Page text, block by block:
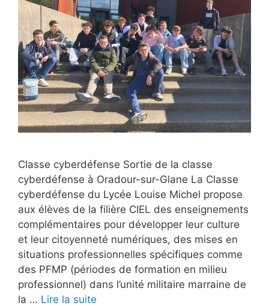
Classe cyberdéfense Sortie de la classe
cyberdéfense à Oradour-sur-Glane La Classe
cyberdéfense du Lycée Louise Michel propose
aux élèves de la filière CIEL des enseignements
complémentaires pour développer leur culture
et leur citoyenneté numériques, des mises en
situations professionnelles spécifiques comme
des PFMP (périodes de formation en milieu
professionnel) dans l’unité militaire marraine de
la … Lire la suite